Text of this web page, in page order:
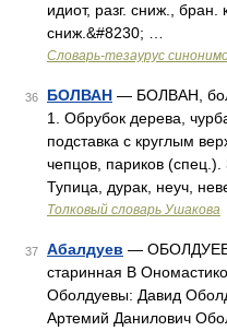
идиот, разг. сниж., бран.
сниж.&#8230; …
Словарь-тезаурус
36 БОЛВАН — БОЛВАН,
1. Обрубок дерева,
подставка с круглым
чепцов, париков (спец.).
Тупица, дурак, неуч,
Толковый словарь Ушакова
37 Абалдуев — ОБОЛДУЕВ
старинная В
Оболдуевы: Давид
Артемий Данилович